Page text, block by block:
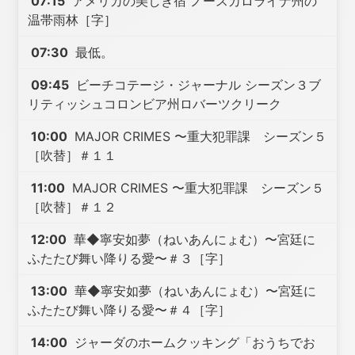
温帯雨林［字］
07:30 最低。
09:45 ビーチコテージ・ジャーナル シーズン３ブ
リティッシュコロンビア州ロバーツクリーク
10:00 MAJOR CRIMES 〜重大犯罪課 シーズン５
［吹替］＃１１
11:00 MAJOR CRIMES 〜重大犯罪課 シーズン５
［吹替］＃１２
12:00 華◆寧安如夢（ねいあんにょむ）〜宮廷に
ふたたび舞い降りる愛〜＃３［字］
13:00 華◆寧安如夢（ねいあんにょむ）〜宮廷に
ふたたび舞い降りる愛〜＃４［字］
14:00 ジャーダのホームクッキング「おうちでお